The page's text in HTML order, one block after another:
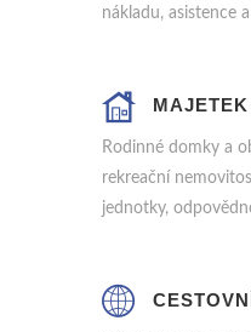
nákladu, asistence
Rodinné domky a
rekreační
jednotky,